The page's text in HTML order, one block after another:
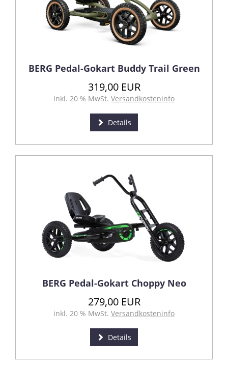
BERG Pedal-Gokart Buddy Trail Green
319,00 EUR
inkl. 20 % MwSt. Versandkosteninfo
Details
BERG Pedal-Gokart Choppy Neo
279,00 EUR
inkl. 20 % MwSt. Versandkosteninfo
Details